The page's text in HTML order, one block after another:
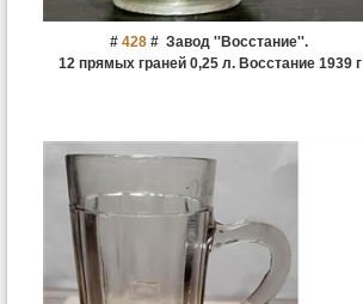
# 428# Завод ''Восстание''.
12 прямых граней 0,25 л. Восстание 1939 г